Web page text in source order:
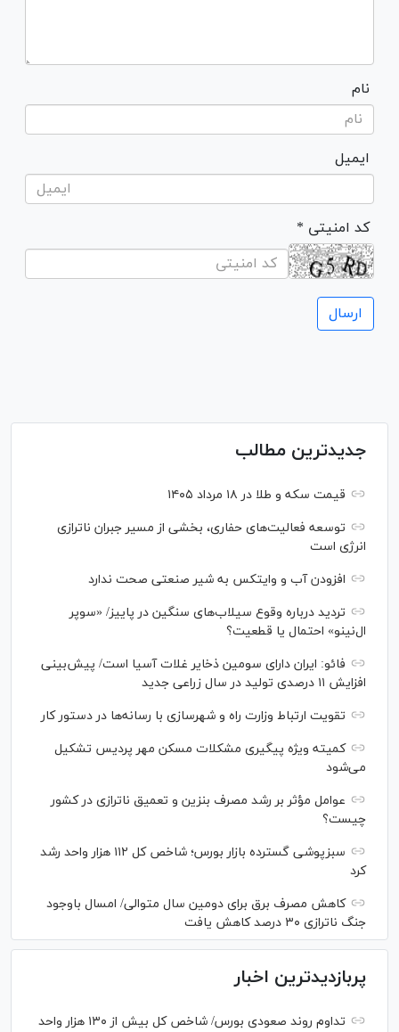
نام
ایمیل
* کد امنیتی
جدیدترین مطالب
قیمت سکه و طلا در ۱۸ مرداد ۱۴۰۵
توسعه فعالیت‌های حفاری، بخشی از مسیر جبران ناترازی
انرژی است
افزودن آب و وایتکس به شیر صنعتی صحت ندارد
تردید درباره وقوع سیلاب‌های سنگین در پاییز/ «سوپر
ال‌نینو» احتمال یا قطعیت؟
فائو: ایران دارای سومین ذخایر غلات آسیا است/ پیش‌بینی
افزایش ۱۱ درصدی تولید در سال زراعی جدید
تقویت ارتباط وزارت راه و شهرسازی با رسانه‌ها در دستور کار
کمیته ویژه پیگیری مشکلات مسکن مهر پردیس تشکیل
می‌شود
عوامل مؤثر بر رشد مصرف بنزین و تعمیق ناترازی در کشور
چیست؟
سبزپوشی گسترده بازار بورس؛ شاخص کل ۱۱۲ هزار واحد رشد
کرد
کاهش مصرف برق برای دومین سال متوالی/ امسال باوجود
جنگ ناترازی ۳۰ درصد کاهش یافت
پربازدیدترین اخبار
تداوم روند صعودی بورس/ شاخص کل بیش از ۱۳۰ هزار واحد